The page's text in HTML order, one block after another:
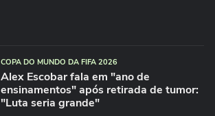
COPA DO MUNDO DA FIFA 2026
Alex Escobar fala em "ano de
ensinamentos" após retirada de tumor:
"Luta seria grande"